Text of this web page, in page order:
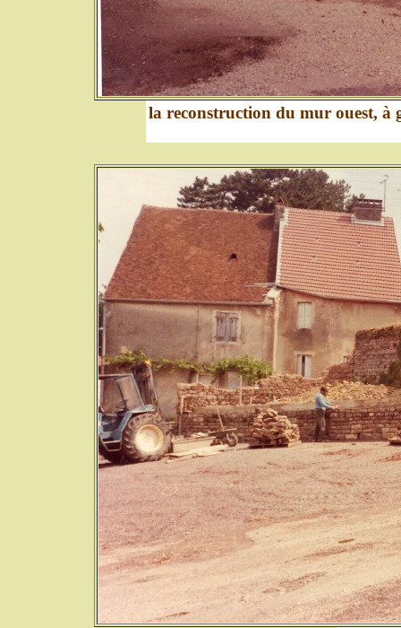
la reconstruction du mur ouest, à